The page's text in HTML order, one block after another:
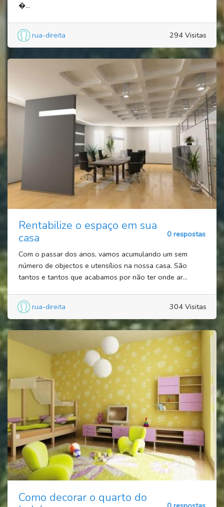
�...
rua-direita 294 Visitas
Rentabilize o espaço em sua
casa
0 respostas
Com o passar dos anos, vamos acumulando um sem
número de objectos e utensílios na nossa casa. São
tantos e tantos que acabamos por não ter onde ar...
rua-direita 304 Visitas
Como decorar o quarto do